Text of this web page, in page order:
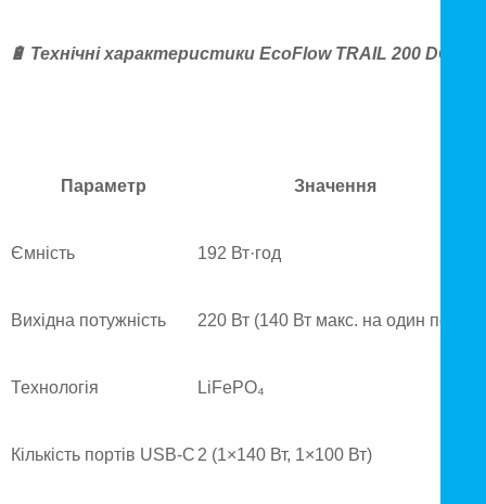
🔋 Технічні характеристики EcoFlow TRAIL 200 DC
Параметр Значення
Ємність 192 Вт·год
Вихідна потужність 220 Вт (140 Вт макс. на один порт)
Технологія LiFePO₄
Кількість портів USB-C 2 (1×140 Вт, 1×100 Вт)